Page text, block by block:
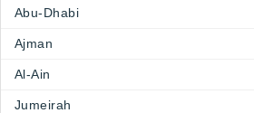
Abu-Dhabi
Ajman
Al-Ain
Jumeirah